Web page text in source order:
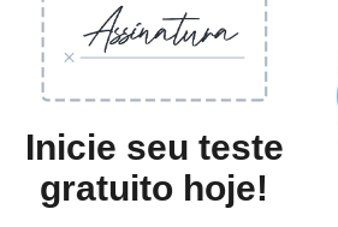
Inicie seu teste
gratuito hoje!